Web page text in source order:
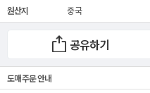
원산지 중국
공유하기
도매 주문 안내